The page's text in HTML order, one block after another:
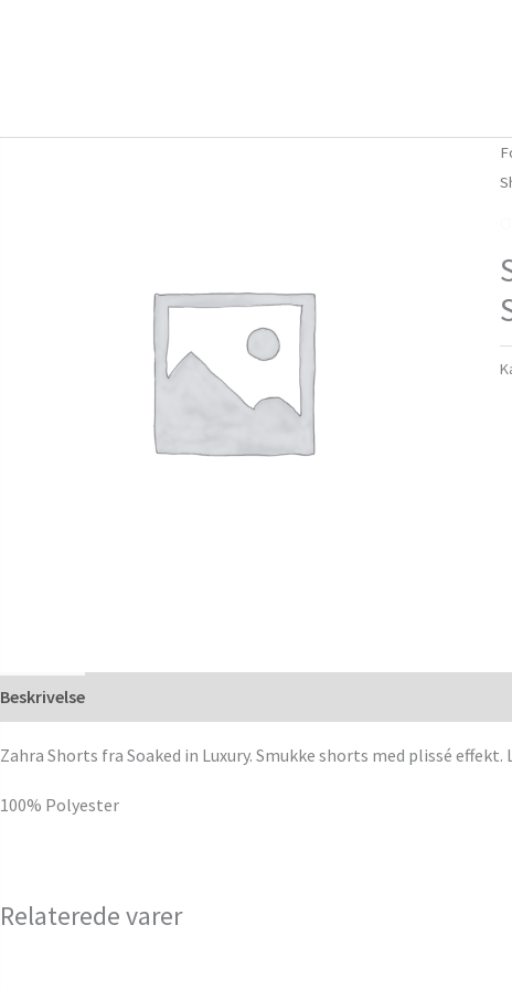
Beskrivelse
Zahra Shorts fra Soaked in Luxury. Smukke shorts med plissé
100% Polyester
Relaterede varer